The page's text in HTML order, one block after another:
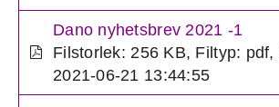
Dano nyhetsbrev 2021 -1
Filstorlek: 256 KB, Filtyp: pdf,
2021-06-21 13:44:55